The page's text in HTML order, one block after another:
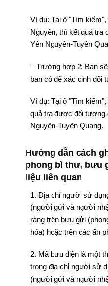
Ví dụ: Tại ô "Tìm kiếm",
Nguyên, thì kết quả tra
Yên Nguyên-Tuyên
– Trường hợp 2: Bạn
bạn có để xác định đối
Ví dụ: Tại ô "Tìm
quả tra được đối tượng
Nguyên-Tuyên Quang.
Hướng dẫn cách
phong bì thư, bưu
liệu liên quan
1. Địa chỉ người sử
(người gửi và người
ràng trên bưu gửi
hóa) hoặc trên các ấn
2. Mã bưu điện là một
trong địa chỉ người sử
(người gửi và người